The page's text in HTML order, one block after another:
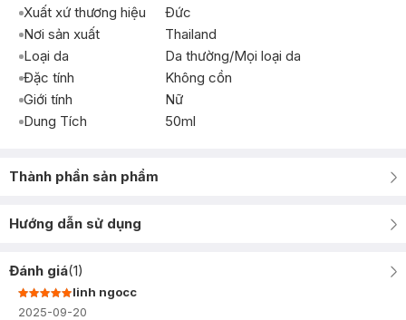
Xuất xứ thương hiệu
Ðức
Nơi sản xuất
Thailand
Loại da
Da thường/Mọi loại da
Đặc tính
Không cồn
Giới tính
Nữ
Dung Tích
50ml
Thành phần sản phẩm
Hướng dẫn sử dụng
Đánh giá(1)
linh ngocc
2025-09-20